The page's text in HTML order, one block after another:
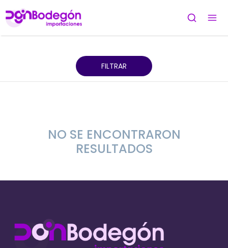
FILTRAR
NO SE ENCONTRARON
RESULTADOS